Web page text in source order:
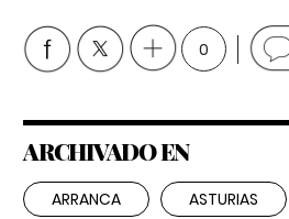
0
ARCHIVADO EN
ARRANCA ASTURIAS